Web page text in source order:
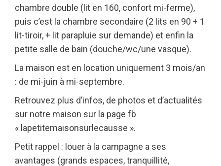
chambre double (lit en 160, confort mi-ferme),
puis c’est la chambre secondaire (2 lits en 90 + 1
lit-tiroir, + lit parapluie sur demande) et enfin la
petite salle de bain (douche/wc/une vasque).
La maison est en location uniquement 3 mois/an
: de mi-juin à mi-septembre.
Retrouvez plus d’infos, de photos et d’actualités
sur notre maison sur la page fb
« lapetitemaisonsurlecausse ».
Petit rappel : louer à la campagne a ses
avantages (grands espaces, tranquillité,